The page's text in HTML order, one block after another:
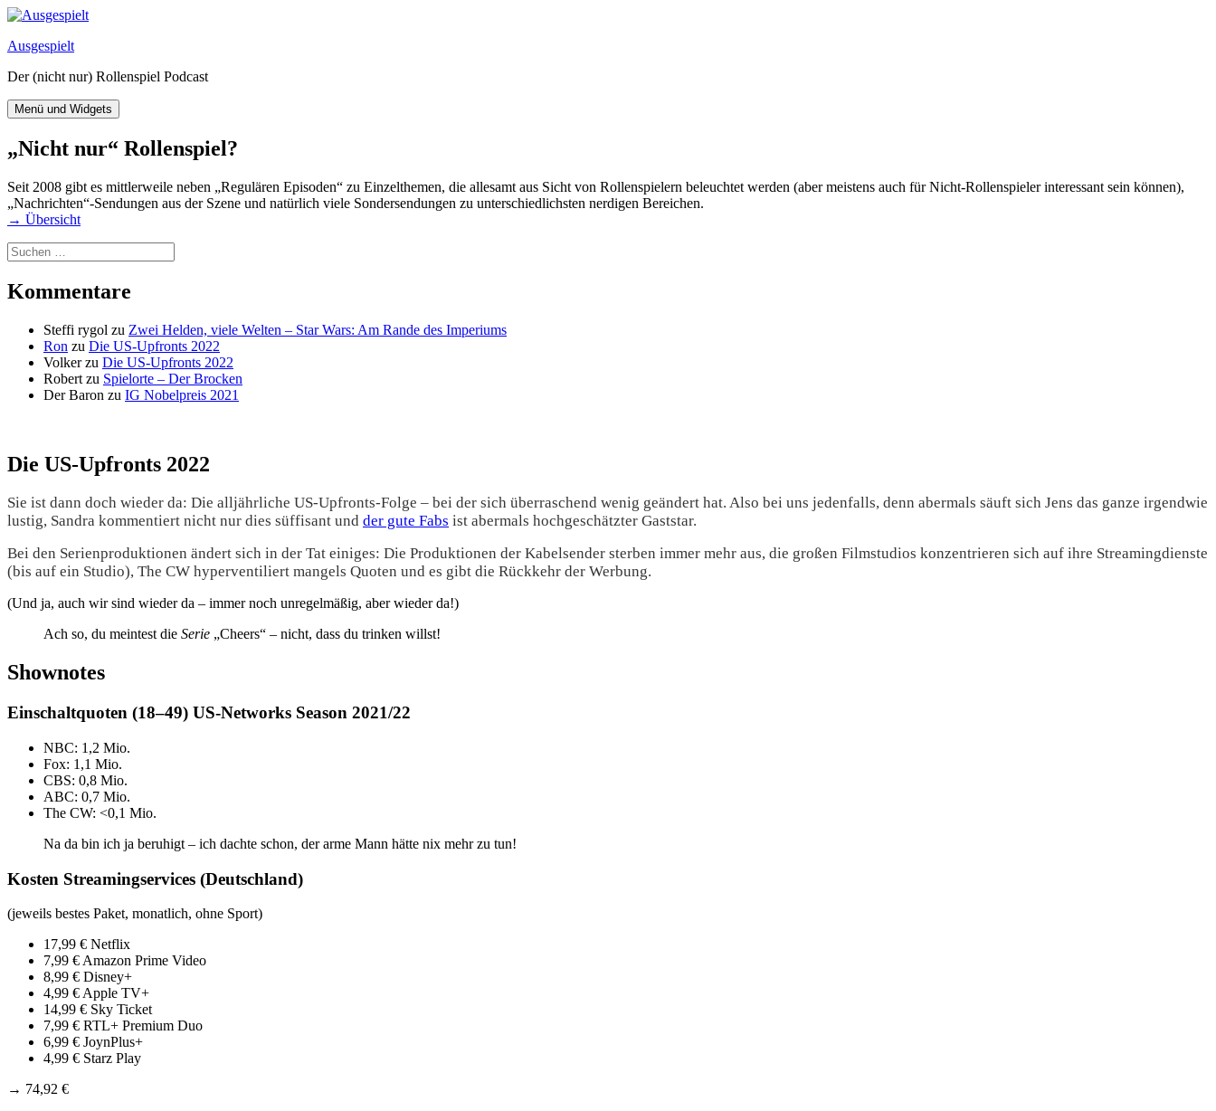
Zum
springen
Ausgespielt
Der (nicht nur) Rollenspiel Podcast
Menü und Widgets
„Nicht nur“ Rollenspiel?
Seit 2008 gibt es mittlerweile neben „Regulären Episoden“ zu Einzelthemen, die allesamt aus Sicht von Rollenspielern beleuchtet werden (aber meistens auch für Nicht-Rollenspieler interessant sein können),
„Nachrichten“-Sendungen aus der Szene und natürlich viele Sondersendungen zu unterschiedlichsten nerdigen Bereichen.
→ Übersicht
Suchen
nach:
Kommentare
Steffi rygol zu Zwei Helden, viele Welten – Star Wars: Am Rande des Imperiums
Ron zu Die US-Upfronts 2022
Volkerzu Die US-Upfronts 2022
Robert zu Spielorte – Der Brocken
Der Baron zu IG Nobelpreis 2021
Die US-Upfronts 2022
Sie ist dann doch wieder da: Die alljährliche US-Upfronts-Folge – bei der sich überraschend wenig geändert hat. Also bei uns jedenfalls, denn abermals säuft sich Jens das ganze irgendwie
lustig, Sandra kommentiert nicht nur dies süffisant und der gute Fabs ist abermals hochgeschätzter Gaststar.
Bei den Serienproduktionen ändert sich in der Tat einiges: Die Produktionen der Kabelsender sterben immer mehr aus, die großen Filmstudios konzentrieren sich auf ihre Streamingdienste
(bis auf ein Studio), The CW hyperventiliert mangels Quoten und es gibt die Rückkehr der Werbung.
(Und ja, auch wir sind wieder da – immer noch unregelmäßig, aber wieder da!)
Ach so, du meintest die Serie „Cheers“ – nicht, dass du trinken willst!
Shownotes
Einschaltquoten (18–49) US-Networks Season 2021/22
NBC: 1,2 Mio.
Fox: 1,1 Mio.
CBS: 0,8 Mio.
ABC: 0,7 Mio.
The CW: <0,1 Mio.
Na da bin ich ja beruhigt – ich dachte schon, der arme Mann hätte nix mehr zu tun!
Kosten Streamingservices (Deutschland)
(jeweils bestes Paket, monatlich, ohne Sport)
17,99 € Netflix
7,99 € Amazon Prime Video
8,99 € Disney+
4,99 € Apple TV+
14,99 € Sky Ticket
7,99 € RTL+ Premium Duo
6,99 € JoynPlus+
4,99 € Starz Play
→ 74,92 €